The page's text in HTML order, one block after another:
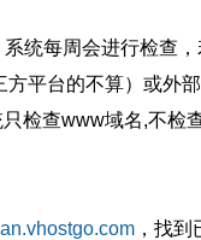
统每周会进行检查
平台的不算）或外
检查www域名,不检
，找